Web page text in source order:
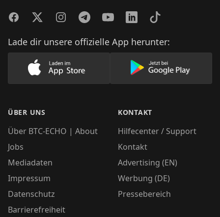
FacebookTwitterInstagramTelegramYouTubeLinkedInTikTok
Lade dir unsere offizielle App herunter:
Lade unsere App im AppStore herunter
Lade unsere
ÜBER UNS
Über BTC-ECHO | About
Jobs
Mediadaten
Impressum
Datenschutz
Barrierefreiheit
KONTAKT
Hilfecenter / Support
Kontakt
Advertising (EN)
Werbung (DE)
Pressebereich